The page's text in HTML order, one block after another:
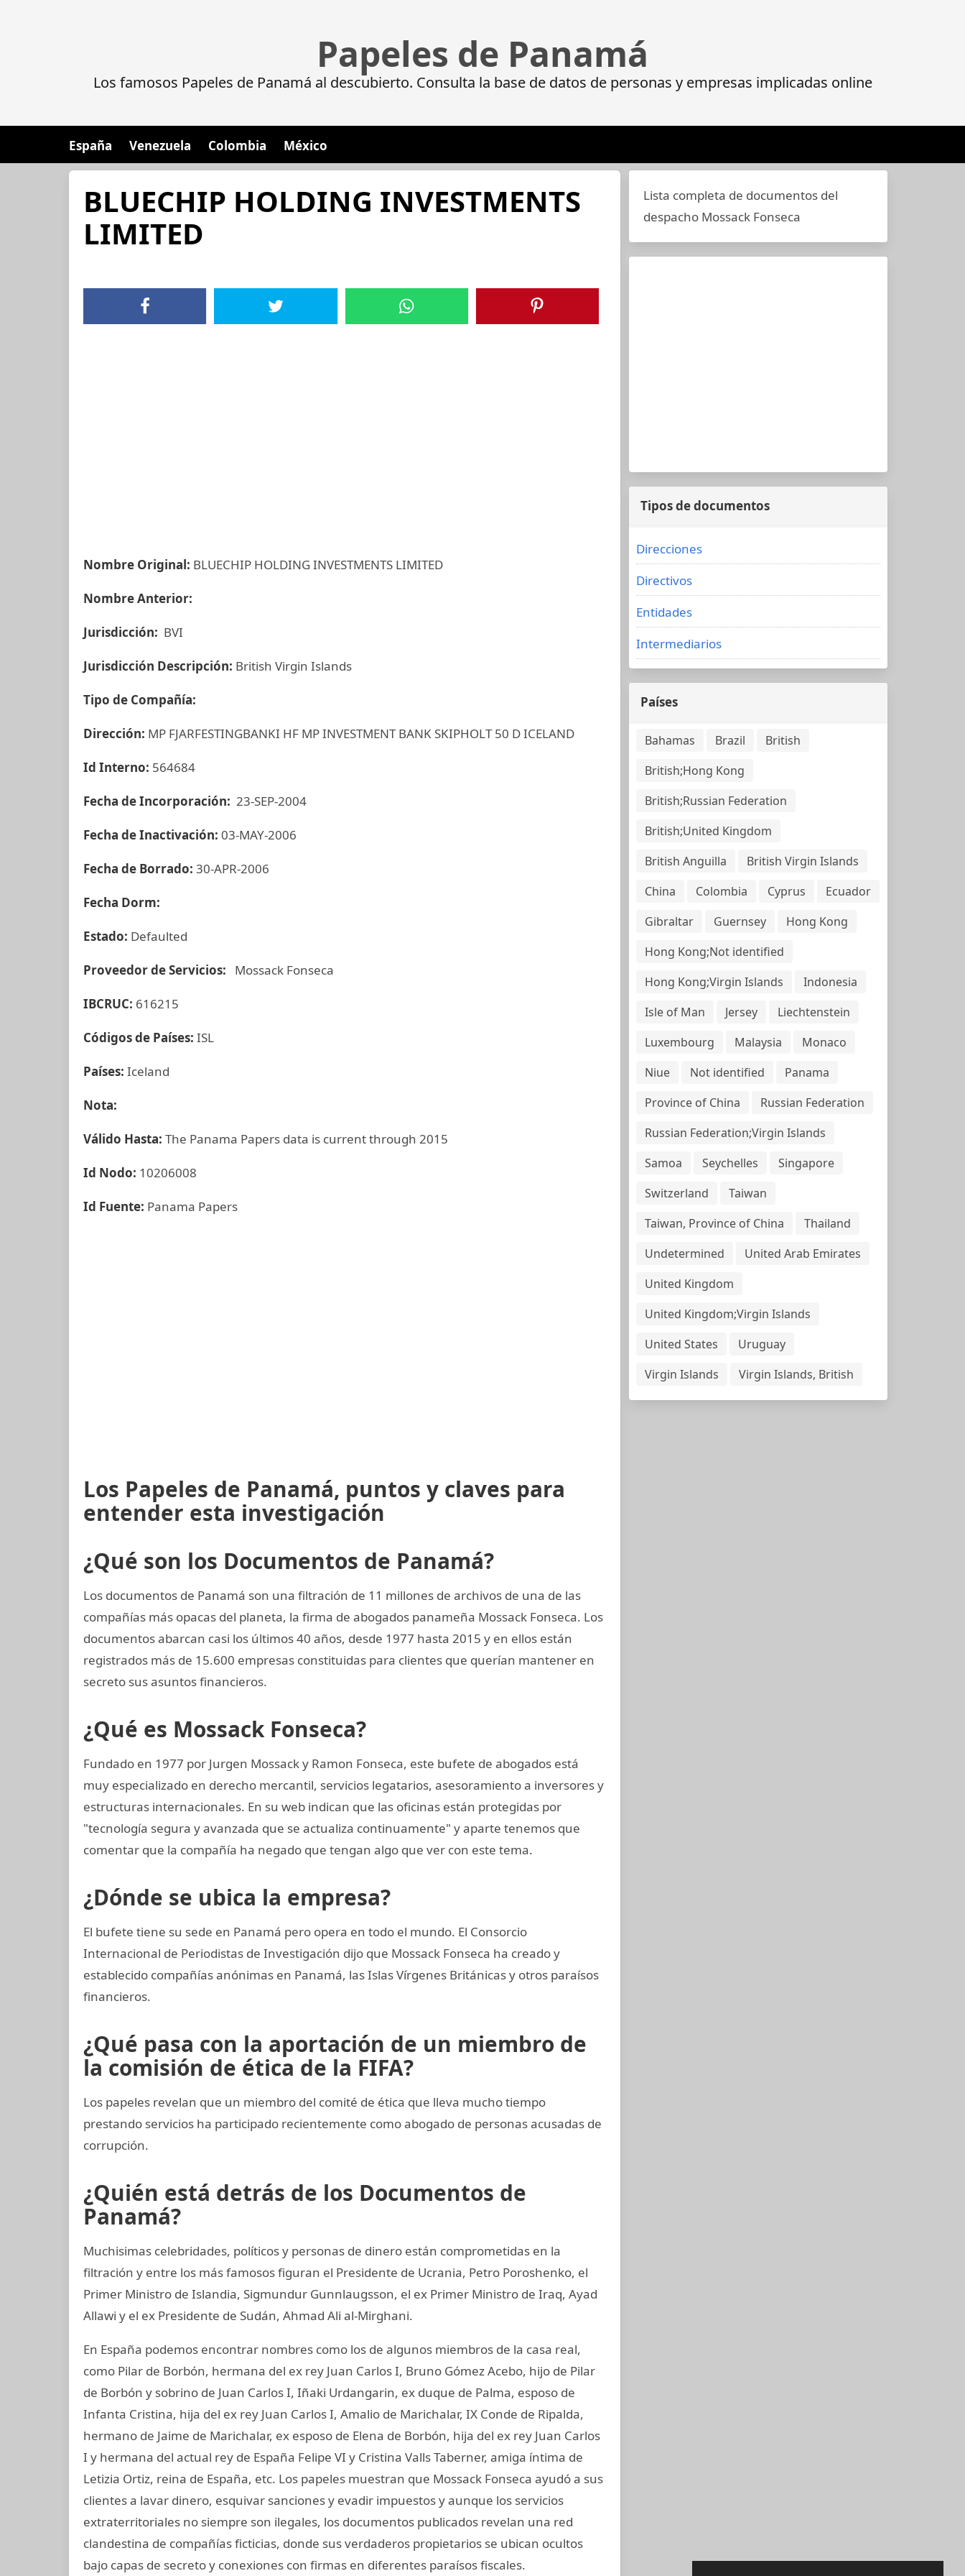
Papeles de Panamá
Los famosos Papeles de Panamá al descubierto. Consulta la base de datos de personas y empresas implicadas online
España Venezuela Colombia México
BLUECHIP HOLDING INVESTMENTS
LIMITED
Nombre Original: BLUECHIP HOLDING INVESTMENTS LIMITED
Nombre Anterior:
Jurisdicción: BVI
Jurisdicción Descripción: British Virgin Islands
Tipo de Compañía:
Dirección: MP FJARFESTINGBANKI HF MP INVESTMENT BANK SKIPHOLT 50 D ICELAND
Id Interno: 564684
Fecha de Incorporación: 23-SEP-2004
Fecha de Inactivación: 03-MAY-2006
Fecha de Borrado: 30-APR-2006
Fecha Dorm:
Estado: Defaulted
Proveedor de Servicios: Mossack Fonseca
IBCRUC: 616215
Códigos de Países: ISL
Países: Iceland
Nota:
Válido Hasta: The Panama Papers data is current through 2015
Id Nodo: 10206008
Id Fuente: Panama Papers
Los Papeles de Panamá, puntos y claves para
entender esta investigación
¿Qué son los Documentos de Panamá?
Los documentos de Panamá son una filtración de 11 millones de archivos de una de las
compañías más opacas del planeta, la firma de abogados panameña Mossack Fonseca. Los
documentos abarcan casi los últimos 40 años, desde 1977 hasta 2015 y en ellos están
registrados más de 15.600 empresas constituidas para clientes que querían mantener en
secreto sus asuntos financieros.
¿Qué es Mossack Fonseca?
Fundado en 1977 por Jurgen Mossack y Ramon Fonseca, este bufete de abogados está
muy especializado en derecho mercantil, servicios legatarios, asesoramiento a inversores y
estructuras internacionales. En su web indican que las oficinas están protegidas por
"tecnología segura y avanzada que se actualiza continuamente" y aparte tenemos que
comentar que la compañía ha negado que tengan algo que ver con este tema.
¿Dónde se ubica la empresa?
El bufete tiene su sede en Panamá pero opera en todo el mundo. El Consorcio
Internacional de Periodistas de Investigación dijo que Mossack Fonseca ha creado y
establecido compañías anónimas en Panamá, las Islas Vírgenes Británicas y otros paraísos
financieros.
¿Qué pasa con la aportación de un miembro de
la comisión de ética de la FIFA?
Los papeles revelan que un miembro del comité de ética que lleva mucho tiempo
prestando servicios ha participado recientemente como abogado de personas acusadas de
corrupción.
¿Quién está detrás de los Documentos de
Panamá?
Muchisimas celebridades, políticos y personas de dinero están comprometidas en la
filtración y entre los más famosos figuran el Presidente de Ucrania, Petro Poroshenko, el
Primer Ministro de Islandia, Sigmundur Gunnlaugsson, el ex Primer Ministro de Iraq, Ayad
Allawi y el ex Presidente de Sudán, Ahmad Ali al-Mirghani.
En España podemos encontrar nombres como los de algunos miembros de la casa real,
como Pilar de Borbón, hermana del ex rey Juan Carlos I, Bruno Gómez Acebo, hijo de Pilar
de Borbón y sobrino de Juan Carlos I, Iñaki Urdangarin, ex duque de Palma, esposo de
Infanta Cristina, hija del ex rey Juan Carlos I, Amalio de Marichalar, IX Conde de Ripalda,
hermano de Jaime de Marichalar, ex esposo de Elena de Borbón, hija del ex rey Juan Carlos
I y hermana del actual rey de España Felipe VI y Cristina Valls Taberner, amiga íntima de
Letizia Ortiz, reina de España, etc. Los papeles muestran que Mossack Fonseca ayudó a sus
clientes a lavar dinero, esquivar sanciones y evadir impuestos y aunque los servicios
extraterritoriales no siempre son ilegales, los documentos publicados revelan una red
clandestina de compañías ficticias, donde sus verdaderos propietarios se ubican ocultos
bajo capas de secreto y conexiones con firmas en diferentes paraísos fiscales.
Lista completa de documentos del
despacho Mossack Fonseca
Tipos de documentos
Direcciones
Directivos
Entidades
Intermediarios
Países
Bahamas Brazil
British
British;Hong Kong
British;Russian Federation
British;United Kingdom
British Anguilla
British Virgin Islands
China
Colombia Cyprus
Ecuador
Gibraltar
Guernsey
Hong Kong
Hong Kong;Not identified
Hong Kong;Virgin Islands
Indonesia
Isle of Man
Jersey
Liechtenstein
Luxembourg
Malaysia
Monaco
Niue
Not identified
Panama
Province of China
Russian Federation
Russian Federation;Virgin Islands
Samoa
Seychelles
Singapore
Switzerland
Taiwan
Taiwan, Province of China
Thailand
Undetermined
United Arab Emirates
United Kingdom
United Kingdom;Virgin Islands
United States
Uruguay
Virgin Islands
Virgin Islands, British